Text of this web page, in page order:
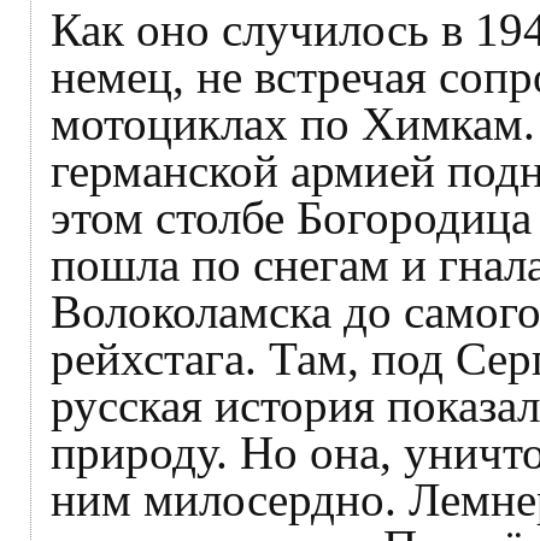
Как оно случилось в
немец, не встречая
мотоциклах по
германской армией
этом столбе
пошла по снегам и
Волоколамска до
рейхстага. Там, под
русская история
природу. Но она,
ним милосердно.